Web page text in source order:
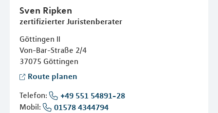
Sven Ripken
zertifizierter Juristenberater
Göttingen II
Von-Bar-Straße 2/4
37075 Göttingen
Route planen
Telefon:
+49 551 54891-28
Mobil:
01578 4344794